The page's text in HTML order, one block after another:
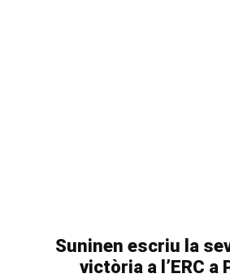
Suninen escriu la
victòria a l’ERC a